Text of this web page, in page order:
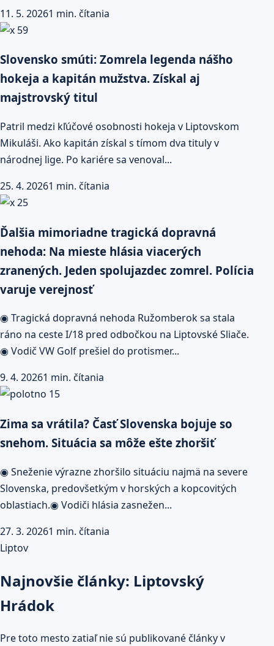
11. 5. 20261 min. čítania
Slovensko smúti: Zomrela legenda nášho
hokeja a kapitán mužstva. Získal aj
majstrovský titul
Patril medzi kľúčové osobnosti hokeja v Liptovskom
Mikuláši. Ako kapitán získal s tímom dva tituly v
národnej lige. Po kariére sa venoval...
25. 4. 20261 min. čítania
Ďalšia mimoriadne tragická dopravná
nehoda: Na mieste hlásia viacerých
zranených. Jeden spolujazdec zomrel. Polícia
varuje verejnosť
◉ Tragická dopravná nehoda Ružomberok sa stala
ráno na ceste I/18 pred odbočkou na Liptovské Sliače.
◉ Vodič VW Golf prešiel do protismer...
9. 4. 20261 min. čítania
Zima sa vrátila? Časť Slovenska bojuje so
snehom. Situácia sa môže ešte zhoršiť
◉ Sneženie výrazne zhoršilo situáciu najmä na severe
Slovenska, predovšetkým v horských a kopcovitých
oblastiach.◉ Vodiči hlásia zasnežen...
27. 3. 20261 min. čítania
Liptov
Najnovšie články: Liptovský
Hrádok
Pre toto mesto zatiaľ nie sú publikované články v